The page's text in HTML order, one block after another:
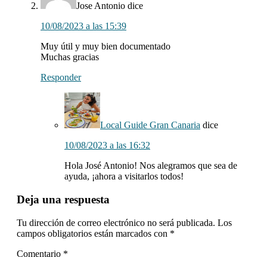
Jose Antonio dice
10/08/2023 a las 15:39
Muy útil y muy bien documentado
Muchas gracias
Responder
Local Guide Gran Canaria dice
10/08/2023 a las 16:32
Hola José Antonio! Nos alegramos que sea de
ayuda, ¡ahora a visitarlos todos!
Deja una respuesta
Tu dirección de correo electrónico no será publicada. Los
campos obligatorios están marcados con *
Comentario *